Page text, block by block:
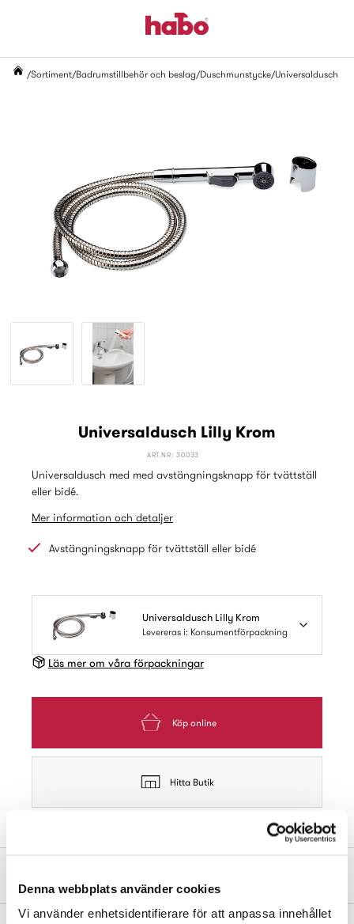
Denna webbplats använder cookies
Vi använder enhetsidentifierare för att anpassa innehållet
Sortiment Badrumstillbehör och beslag Duschmunstycke Universaldusch
Universaldusch Lilly Krom
ART.NR: 30033
Universaldusch med med avstängningsknapp för tvättställ
eller bidé.
Mer information och detaljer
Avstängningsknapp för tvättställ eller bidé
Universaldusch Lilly Krom
Levereras i: Konsumentförpackning
Läs mer om våra förpackningar
Köp online
Hitta Butik